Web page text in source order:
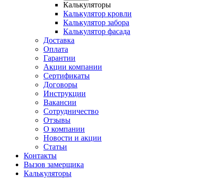
Калькуляторы
Калькулятор кровли
Калькулятор забора
Калькулятор фасада
Доставка
Оплата
Гарантии
Акции компании
Сертификаты
Договоры
Инструкции
Вакансии
Сотрудничество
Отзывы
О компании
Новости и акции
Статьи
Контакты
Вызов замерщика
Калькуляторы